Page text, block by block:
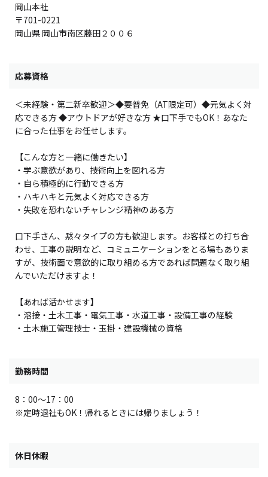
岡山本社
〒701-0221
岡山県 岡山市南区藤田２００６
応募資格
＜未経験・第二新卒歓迎＞◆要普免（AT限定可）◆元気よく対
応できる方 ◆アウトドアが好きな方 ★口下手でもOK！あなた
に合った仕事をお任せします。
【こんな方と一緒に働きたい】
・学ぶ意欲があり、技術向上を図れる方
・自ら積極的に行動できる方
・ハキハキと元気よく対応できる方
・失敗を恐れないチャレンジ精神のある方
口下手さん、黙々タイプの方も歓迎します。お客様との打ち合
わせ、工事の説明など、コミュニケーションをとる場もありま
すが、技術面で意欲的に取り組める方であれば問題なく取り組
んでいただけますよ！
【あれば活かせます】
・溶接・土木工事・電気工事・水道工事・設備工事の経験
・土木施工管理技士・玉掛・建設機械の資格
勤務時間
8：00～17：00
※定時退社もOK！帰れるときには帰りましょう！
休日休暇